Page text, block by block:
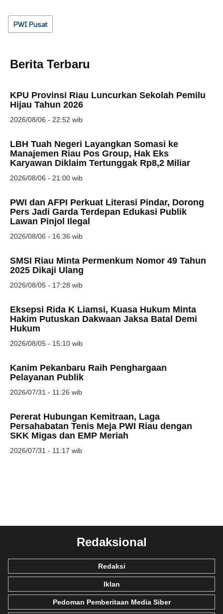
PWI Pusat
Berita Terbaru
KPU Provinsi Riau Luncurkan Sekolah Pemilu
Hijau Tahun 2026
2026/08/06 - 22:52 wib
LBH Tuah Negeri Layangkan Somasi ke
Manajemen Riau Pos Group, Hak Eks
Karyawan Diklaim Tertunggak Rp8,2 Miliar
2026/08/06 - 21:00 wib
PWI dan AFPI Perkuat Literasi Pindar, Dorong
Pers Jadi Garda Terdepan Edukasi Publik
Lawan Pinjol Ilegal
2026/08/06 - 16:36 wib
SMSI Riau Minta Permenkum Nomor 49 Tahun
2025 Dikaji Ulang
2026/08/05 - 17:28 wib
Eksepsi Rida K Liamsi, Kuasa Hukum Minta
Hakim Putuskan Dakwaan Jaksa Batal Demi
Hukum
2026/08/05 - 15:10 wib
Kanim Pekanbaru Raih Penghargaan
Pelayanan Publik
2026/07/31 - 11:26 wib
Pererat Hubungan Kemitraan, Laga
Persahabatan Tenis Meja PWI Riau dengan
SKK Migas dan EMP Meriah
2026/07/31 - 11:17 wib
Redaksional
Redaksi
Iklan
Pedoman Pemberitaan Media Siber